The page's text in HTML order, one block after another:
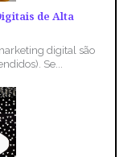
de Alta
digital são
Se...